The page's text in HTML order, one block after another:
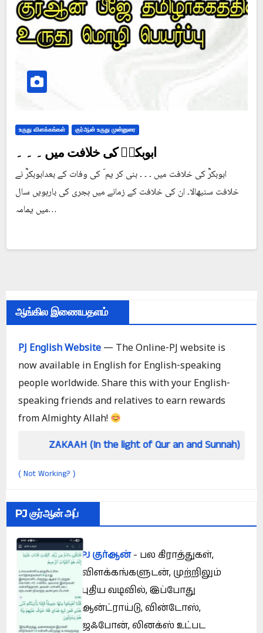
உருது விளக்கங்கள் குர்ஆன் உருது முன்னுரை
ابوبکرؓ کی خلافت میں ۔ ۔ ۔
ابوبکرؓ کی خلافت میں ۔ ۔ ۔ بنی کر یم ؐ کی وفات کے بعدابوبکرؓ نے
خلافت سنبھالا۔ ان کی خلافت کے زمانے میں ہجری کی بارہویں سال
میں یمامہ…
ஆங்கில இணையதளம்
PJ English Website — The Online-PJ website is
now available in English for English-speaking
people worldwide. Share this with your English-
speaking friends and relatives to earn rewards
from Almighty Allah!
(In the light of Qur an and Sunnah)
( Not Working? )
PJ குர்ஆன் அப்
PJ குர்ஆன்- பல கிராத்துகள்,
விளக்கங்களுடன், முற்றிலும்
புதிய வடிவில், இப்போது
ஆன்ட்ராய்டு, வின்டோஸ்,
ஜஃபோன், லினக்ஸ் உட்பட